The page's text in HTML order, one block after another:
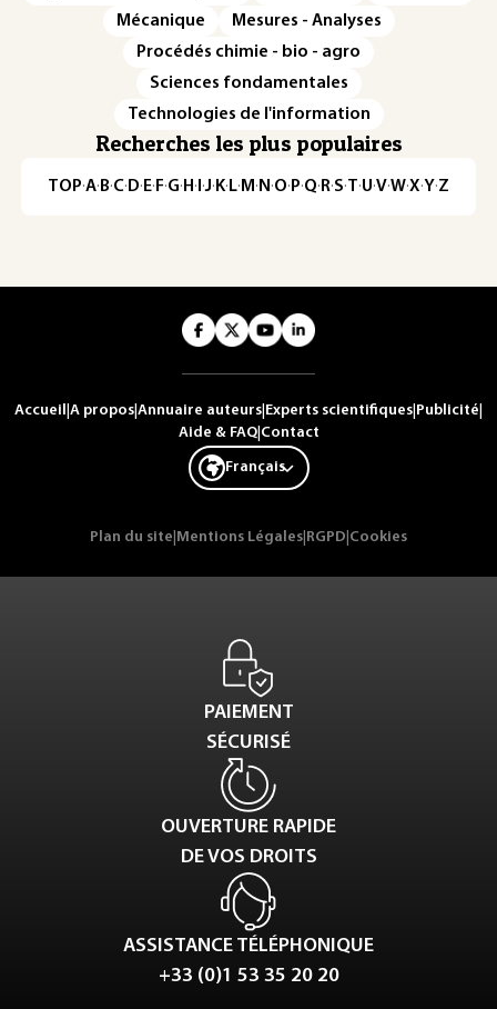
Mécanique
Mesures - Analyses
Procédés chimie - bio - agro
Sciences fondamentales
Technologies de l'information
Recherches les plus populaires
TOP·A·B·C· D· E· F·G· H · ·J· K· L· M · N ·O· P·Q· R·S·T·U·V·W·X·Y·Z
Accueil A propos Annuaire auteurs Experts scientifiques Publicité
Aide & FAQ| Contact
Français
Plan du site Mentions Légales RGPD Cookies
PAIEMENT
SÉCURISÉ
OUVERTURE RAPIDE
DE VOS DROITS
ASSISTANCE TÉLÉPHONIQUE
+33 (0)1 53 35 20 20